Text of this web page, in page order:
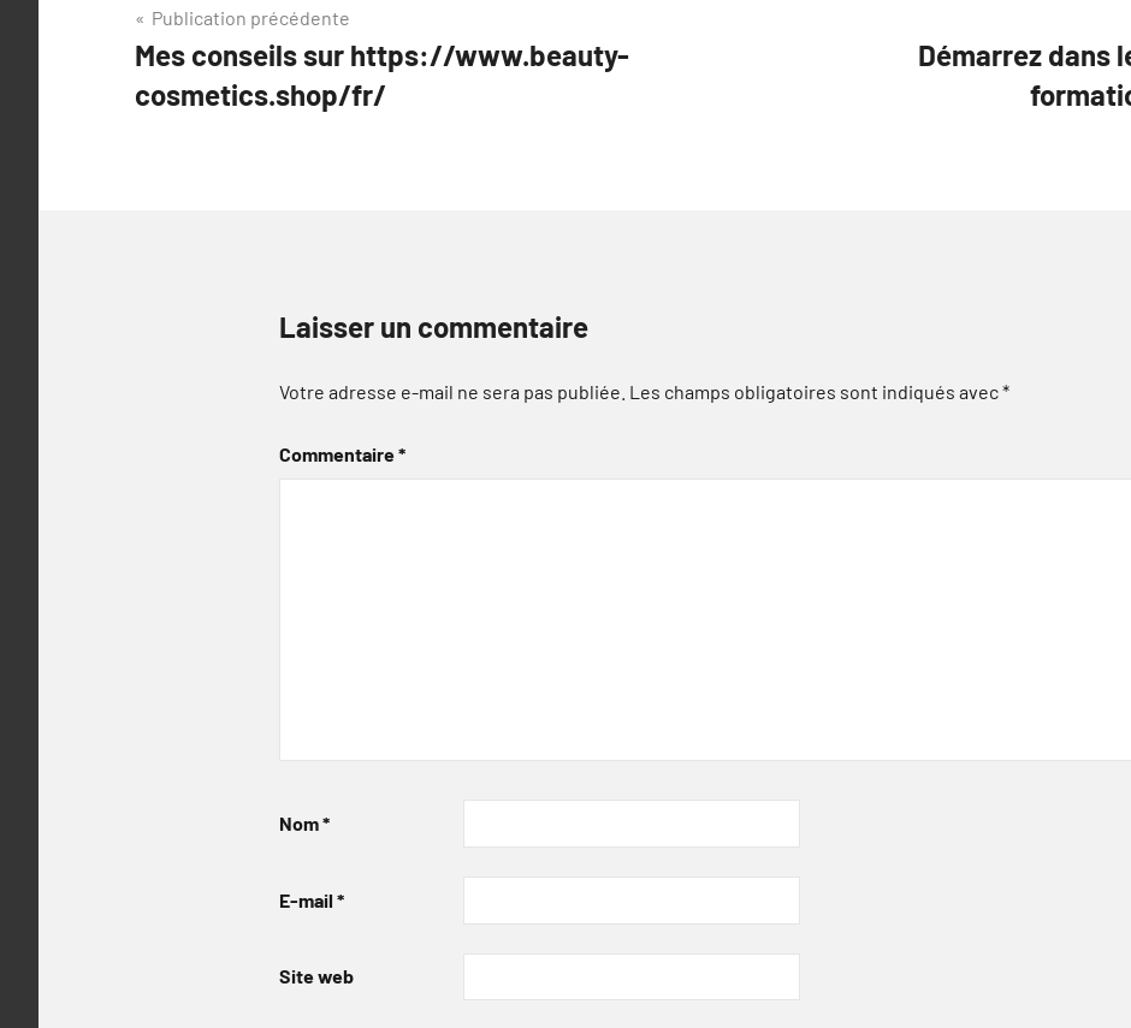
Navigation
de
l’article
Publication précédente
Mes conseils sur https://www.beauty-
cosmetics.shop/fr/
Démarrez dans
Laisser un commentaire
Votre adresse e-mail ne sera pas publiée. Les champs obligatoires sont indiqués avec*
Commentaire*
Nom*
E-mail *
Site web